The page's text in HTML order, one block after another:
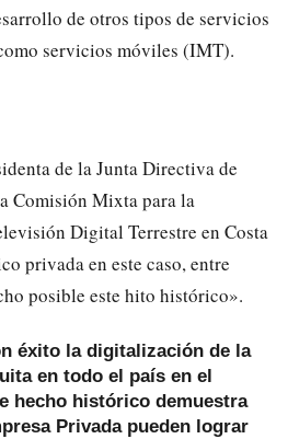
de otros tipos de servicios
servicios móviles (IMT).
de la Junta Directiva de
Comisión Mixta para la
Digital Terrestre en Costa
privada en este caso, entre
posible este hito histórico».
éxito la digitalización de la
en todo el país en el
hecho histórico demuestra
Privada pueden lograr